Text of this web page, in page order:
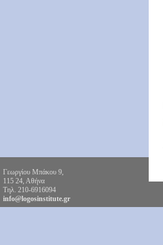
Γεωργίου Μπάκου 9,
115 24, Αθήνα
Τηλ. 210-6916094
info@logosinstitute.gr